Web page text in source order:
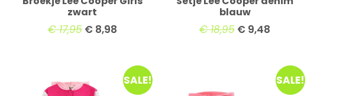
zwart
€17,95 €8,98
blauw
€18,95 € 9,48
SALE! SALE!